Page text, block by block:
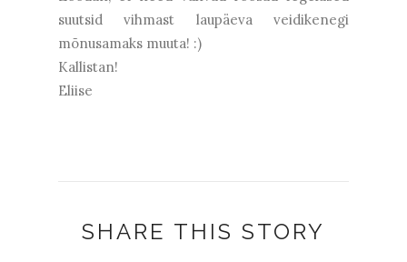
suutsid vihmast laupäeva veidikenegi
mõnusamaks muuta! :)
Kallistan!
Eliise
SHARE THIS STORY